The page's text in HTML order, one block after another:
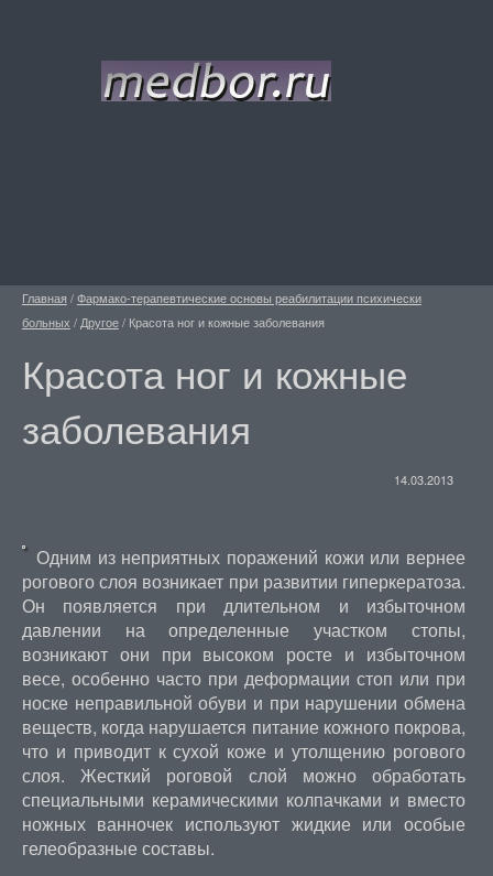
Главная /Фармако-терапевтические основы реабилитации психически
больных / Другое/ Красота ног и кожные заболевания
Красота ног и кожные
заболевания
14.03.2013
Одним из неприятных поражений кожи или вернее
рогового слоя возникает при развитии гиперкератоза.
Он появляется при длительном и избыточном
давлении на определенные участком стопы,
возникают они при высоком росте и избыточном
весе, особенно часто при деформации стоп или при
носке неправильной обуви и при нарушении обмена
веществ, когда нарушается питание кожного покрова,
что и приводит к сухой коже и утолщению рогового
слоя. Жесткий роговой слой можно обработать
специальными керамическими колпачками и вместо
ножных ванночек используют жидкие или особые
гелеобразные составы.